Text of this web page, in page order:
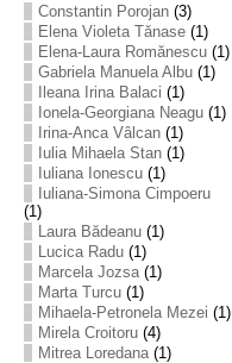
Constantin Porojan(3)
Elena Violeta Tănase(1)
Elena-Laura Romănescu(1)
Gabriela Manuela Albu(1)
Ileana Irina Balaci (1)
Ionela-Georgiana Neagu(1)
Irina-Anca Vâlcan(1)
Iulia Mihaela Stan(1)
Iuliana Ionescu(1)
Iuliana-Simona Cimpoeru
(1)
Laura Bădeanu(1)
Lucica Radu(1)
Marcela Jozsa(1)
Marta Turcu(1)
Mihaela-Petronela Mezei (1)
Mirela Croitoru(4)
Mitrea Loredana(1)